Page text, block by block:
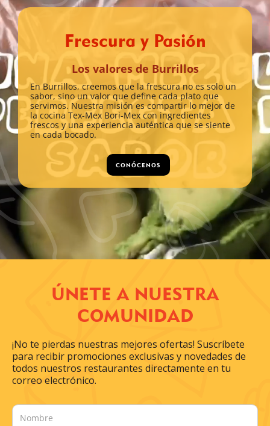
Frescura y Pasión
Los valores de Burrillos
En Burrillos, creemos que la frescura no es solo un
sabor, sino un valor que define cada plato que
servimos. Nuestra misión es compartir lo mejor de
la cocina Tex-Mex Bori-Mex con ingredientes
frescos y una experiencia auténtica que se siente
en cada bocado.
CONÓCENOS
ÚNETE A NUESTRA
COMUNIDAD
¡No te pierdas nuestras mejores ofertas! Suscríbete
para recibir promociones exclusivas y novedades de
todos nuestros restaurantes directamente en tu
correo electrónico.